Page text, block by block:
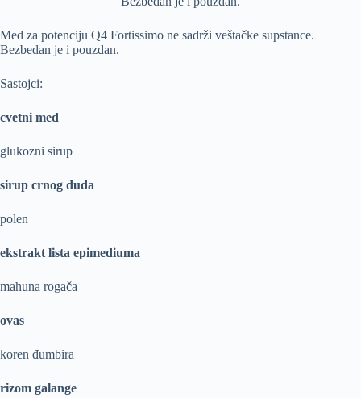
Med za potenciju Q4 Fortissimo ne sadrži veštačke supstance.
Bezbedan je i pouzdan.
Sastojci:
cvetni med
glukozni sirup
sirup crnog duda
polen
ekstrakt lista epimediuma
mahuna rogača
ovas
koren đumbira
rizom galange